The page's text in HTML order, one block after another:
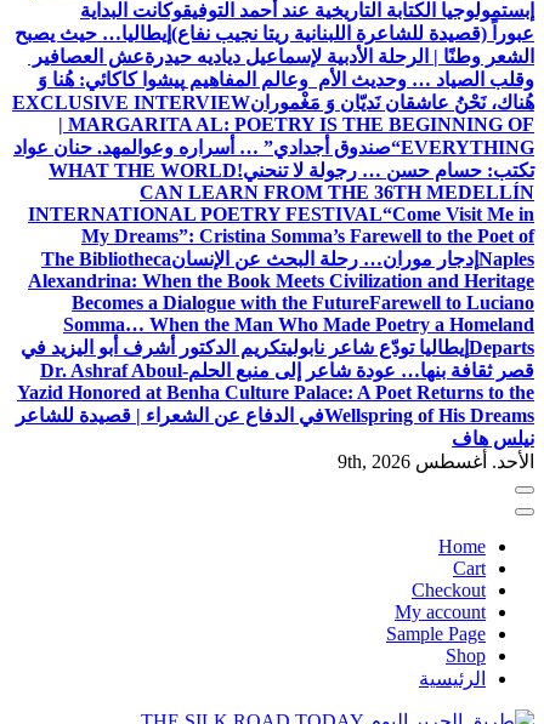
إبستمولوجيا الكتابة التاريخية عند أحمد التوفيقوكانت البداية
عبوراً (قصيدة للشاعرة اللبنانية ريتا نجيب نفاع) إيطاليا… حيث يصبح
الشعر وطنًا | الرحلة الأدبية لإسماعيل دياديه حيدرةعش العصافير
وقلب الصياد … وحديث الأم وعالم المفاهيم پیشوا کاکائي: هُنا وَ
هُناك، نَحْنُ عاشقان نَديّان وَ مَغْمورانEXCLUSIVE INTERVIEW
| MARGARITA AL: POETRY IS THE BEGINNING OF
EVERYTHING“صندوق أجدادي” … أسراره وعوالمهد. حنان عواد
تكتب: حسام حسن … رجولة لا تنحني!WHAT THE WORLD
CAN LEARN FROM THE 36TH MEDELLÍN
INTERNATIONAL POETRY FESTIVAL“Come Visit Me in
My Dreams”: Cristina Somma’s Farewell to the Poet of
Naples إدجار موران… رحلة البحث عن الإنسانThe Bibliotheca
Alexandrina: When the Book Meets Civilization and Heritage
Becomes a Dialogue with the FutureFarewell to Luciano
Somma… When the Man Who Made Poetry a Homeland
Departs إيطاليا تودّع شاعر نابوليتكريم الدكتور أشرف أبو اليزيد في
قصر ثقافة بنها… عودة شاعر إلى منبع الحلمDr. Ashraf Aboul-
Yazid Honored at Benha Culture Palace: A Poet Returns to the
Wellspring of His Dreamsفي الدفاع عن الشعراء | قصيدة للشاعر
نيلس هاف
الأحد. أغسطس 9th, 2026
Home
Cart
Checkout
My account
Sample Page
Shop
الرئيسية